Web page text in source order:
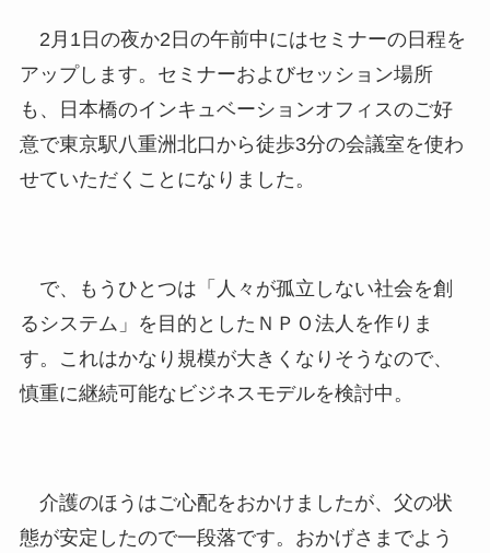
2月1日の夜か2日の午前中にはセミナーの日程を
アップします。セミナーおよびセッション場所
も、日本橋のインキュベーションオフィスのご好
意で東京駅八重洲北口から徒歩3分の会議室を使わ
せていただくことになりました。
で、もうひとつは「人々が孤立しない社会を創
るシステム」を目的としたＮＰＯ法人を作りま
す。これはかなり規模が大きくなりそうなので、
慎重に継続可能なビジネスモデルを検討中。
介護のほうはご心配をおかけましたが、父の状
態が安定したので一段落です。おかげさまでよう